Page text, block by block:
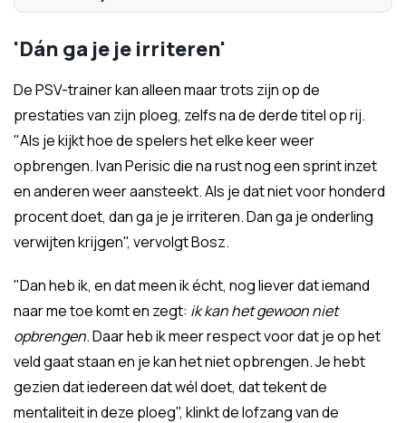
'Dán ga je je irriteren'
De PSV-trainer kan alleen maar trots zijn op de
prestaties van zijn ploeg, zelfs na de derde titel op rij.
"Als je kijkt hoe de spelers het elke keer weer
opbrengen. Ivan Perisic die na rust nog een sprint inzet
en anderen weer aansteekt. Als je dat niet voor honderd
procent doet, dan ga je je irriteren. Dan ga je onderling
verwijten krijgen", vervolgt Bosz.
"Dan heb ik, en dat meen ik écht, nog liever dat iemand
naar me toe komt en zegt: ik kan het gewoon niet
opbrengen. Daar heb ik meer respect voor dat je op het
veld gaat staan en je kan het niet opbrengen. Je hebt
gezien dat iedereen dat wél doet, dat tekent de
mentaliteit in deze ploeg", klinkt de lofzang van de